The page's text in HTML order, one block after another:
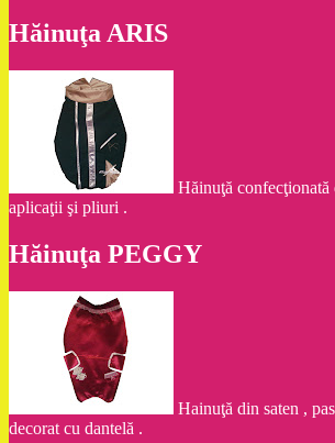
Hăinuţa ARIS
Hăinuţă confecţionată
aplicaţii şi pliuri .
Hăinuţa PEGGY
Hainuţă din saten ,
decorat cu dantelă .